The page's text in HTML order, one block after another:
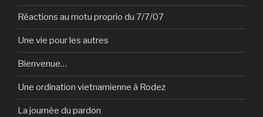
Réactions au motu proprio du 7/7/07
Une vie pour les autres
Bienvenue…
Une ordination vietnamienne à Rodez
La journée du pardon